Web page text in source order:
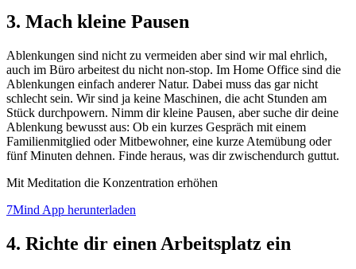
3. Mach kleine Pausen
Ablenkungen sind nicht zu vermeiden aber sind wir mal ehrlich,
auch im Büro arbeitest du nicht non-stop. Im Home Office sind die
Ablenkungen einfach anderer Natur. Dabei muss das gar nicht
schlecht sein. Wir sind ja keine Maschinen, die acht Stunden am
Stück durchpowern. Nimm dir kleine Pausen, aber suche dir deine
Ablenkung bewusst aus: Ob ein kurzes Gespräch mit einem
Familienmitglied oder Mitbewohner, eine kurze Atemübung oder
fünf Minuten dehnen. Finde heraus, was dir zwischendurch guttut.
Mit Meditation die Konzentration erhöhen
7Mind App herunterladen
4. Richte dir einen Arbeitsplatz ein